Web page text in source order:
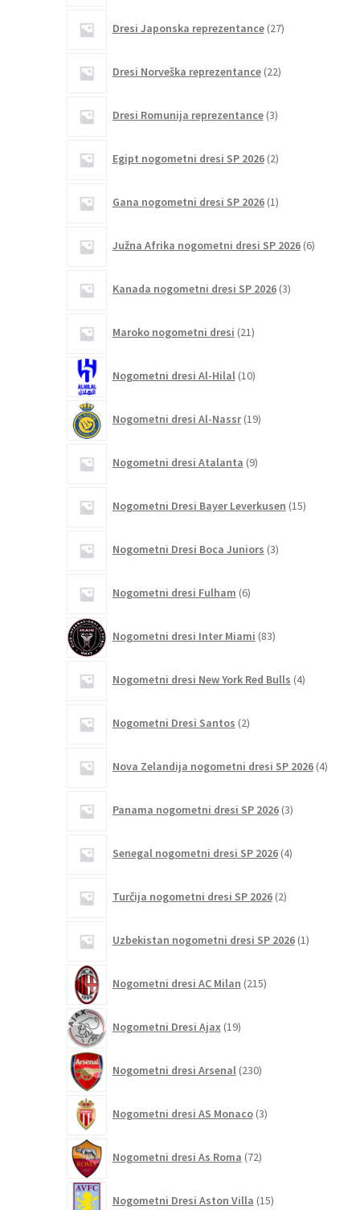
Dresi Japonska reprezentance 27izdelkov
Dresi Norveška reprezentance 22izdelkov
Dresi Romunija reprezentance 3izdelki
Egipt nogometni dresi SP 2026 2izdelka
Gana nogometni dresi SP 2026 1izdelek
Južna Afrika nogometni dresi SP 2026 6izdelkov
Kanada nogometni dresi SP 2026 3izdelki
Maroko nogometni dresi 21izdelkov
Nogometni dresi Al-Hilal 10izdelkov
Nogometni dresi Al-Nassr 19izdelkov
Nogometni dresi Atalanta 9izdelkov
Nogometni Dresi Bayer Leverkusen 15izdelkov
Nogometni Dresi Boca Juniors 3izdelki
Nogometni dresi Fulham 6izdelkov
Nogometni dresi Inter Miami 83izdelkov
Nogometni dresi New York Red Bulls 4izdelki
Nogometni Dresi Santos 2izdelka
Nova Zelandija nogometni dresi SP 2026 4izdelki
Panama nogometni dresi SP 2026 3izdelki
Senegal nogometni dresi SP 2026 4izdelki
Turčija nogometni dresi SP 2026 2izdelka
Uzbekistan nogometni dresi SP 2026 1izdelek
Nogometni dresi AC Milan 215izdelkov
Nogometni Dresi Ajax 19izdelkov
Nogometni dresi Arsenal 230izdelkov
Nogometni dresi AS Monaco 3izdelki
Nogometni dresi As Roma 72izdelkov
Nogometni Dresi Aston Villa 15